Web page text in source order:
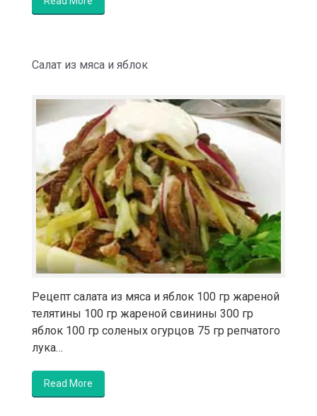
Салат из мяса и яблок
Рецепт салата из мяса и яблок 100 гр жареной
телятины 100 гр жареной свинины 300 гр
яблок 100 гр соленых огурцов 75 гр репчатого
лука…
Read More